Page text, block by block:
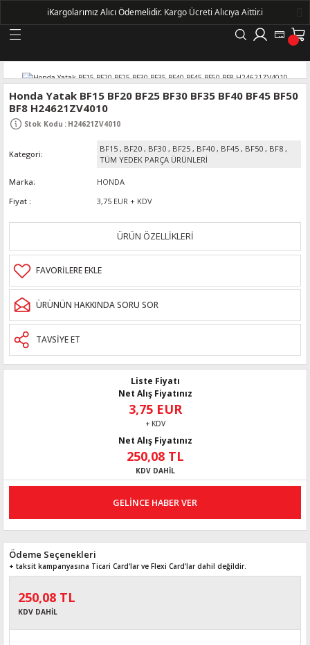
Geri Dön
Honda Yatak BF15 BF20 BF25 BF30 BF35 BF40 BF45 BF50
BF8 H24621ZV4010
Stok Kodu : H24621ZV4010
Kategori
BF15 , BF20 , BF30 , BF25 , BF40 , BF45 , BF50 , BF8 ,
TÜM YEDEK PARÇA ÜRÜNLERİ
Marka
HONDA
Fiyat
3,75 EUR + KDV
ÜRÜN ÖZELLİKLERİ
ÜRÜNÜN HAKKINDA SORU SOR
TAVSİYE ET
Liste Fiyatı
Net Alış Fiyatınız
3,75 EUR
+ KDV
Net Alış Fiyatınız
250,08 TL
KDV DAHİL
GELİNCE HABER VER
Ödeme Seçenekleri
+ taksit kampanyasına Ticari Card'lar ve Flexi Card’lar dahil değildir.
250,08 TL
KDV DAHİL
ℹ️Kargolarımız Alıcı Ödemelidir. Kargo Ücreti Alıcıya Aittir.ℹ️